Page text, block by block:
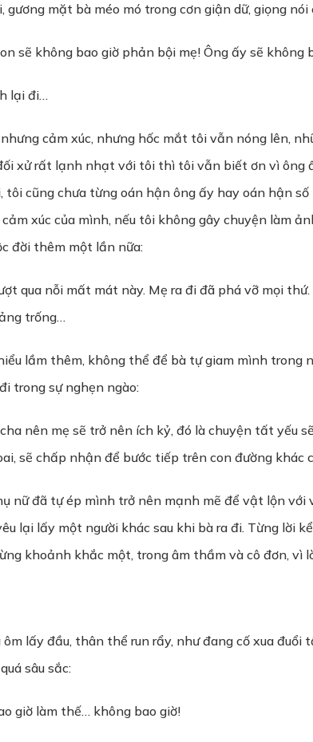
mặt bà méo mó trong cơn giận dữ, giọng
sẽ không bao giờ phản bội mẹ! Ông ấy sẽ không
lại đi…
cảm xúc, nhưng hốc mắt tôi vẫn nóng lên,
xử rất lạnh nhạt với tôi thì tôi vẫn biết ơn vì ông
tôi cũng chưa từng oán hận ông ấy hay oán hận
xúc của mình, nếu tôi không gây chuyện làm
đời thêm một lần nữa:
qua nỗi mất mát này. Mẹ ra đi đã phá vỡ mọi
trống…
lầm thêm, không thể để bà tự giam mình trong
trong sự nghẹn ngào:
nên mẹ sẽ trở nên ích kỷ, đó là chuyện tất yếu
sẽ chấp nhận để bước tiếp trên con đường khác
nữ đã tự ép mình trở nên mạnh mẽ để vật lộn
lại lấy một người khác sau khi bà ra đi. Từng lời
khoảnh khắc một, trong âm thầm và cô đơn,
lấy đầu, thân thể run rẩy, như đang cố xua
sâu sắc:
giờ làm thế… không bao giờ!